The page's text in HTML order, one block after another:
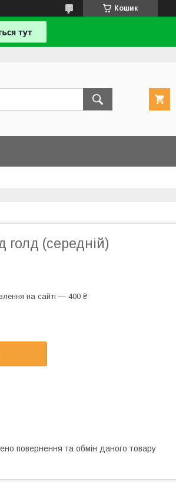
Кошик
голд (середній)
на сайті — 400 ₴
повернення та обмін даного товару